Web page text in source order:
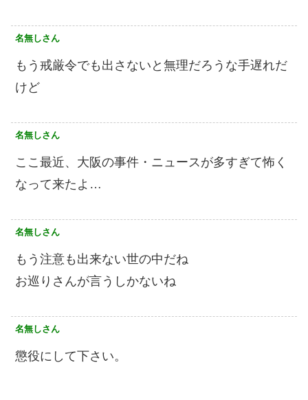
名無しさん
もう戒厳令でも出さないと無理だろうな手遅れだ
けど
名無しさん
ここ最近、大阪の事件・ニュースが多すぎて怖く
なって来たよ…
名無しさん
もう注意も出来ない世の中だね
お巡りさんが言うしかないね
名無しさん
懲役にして下さい。